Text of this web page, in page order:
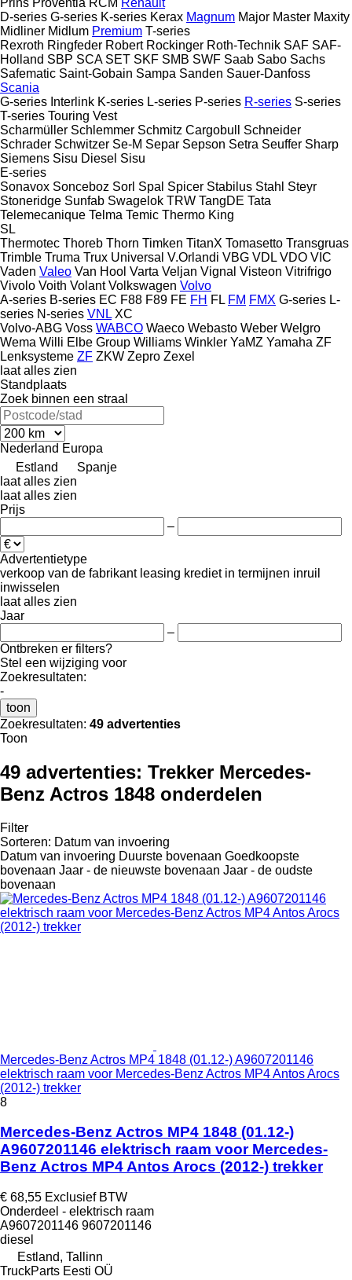
D-series G-series K-series Kerax Magnum Major Master Maxity
Midliner Midlum Premium T-series
Rexroth Ringfeder Robert Rockinger Roth-Technik SAF SAF-
Holland SBP SCA SET SKF SMB SWF Saab Sabo Sachs
Safematic Saint-Gobain Sampa Sanden Sauer-Danfoss
Scania
G-series Interlink K-series L-series P-series R-series S-series
T-series Touring Vest
Scharmüller Schlemmer Schmitz Cargobull
Schneider
Schrader Schwitzer Se-M Separ Sepson Setra Seuffer Sharp
Siemens Sisu Diesel Sisu
E-series
Sonavox Sonceboz Sorl Spal Spicer Stabilus Stahl Steyr
Stoneridge Sunfab Swagelok TRW TangDE Tata
Telemecanique Telma Temic Thermo King
SL
Thermotec Thoreb Thorn Timken TitanX Tomasetto Transgruas
Trimble Truma Trux Universal V.Orlandi VBG VDL VDO VIC
Vaden Valeo Van Hool Varta Veljan Vignal Visteon Vitrifrigo
Vivolo Voith Volant Volkswagen Volvo
A-series B-series EC F88 F89 FE FH FL FM FMX G-series L-
series N-series VNL XC
Volvo-ABG Voss WABCO Waeco Webasto Weber Welgro
Wema Willi Elbe Group Williams Winkler YaMZ Yamaha ZF
Lenksysteme ZF ZKW Zepro Zexel
laat alles zien
Standplaats
Zoek binnen een straal
Nederland Europa
Estland
Spanje
laat alles zien
laat alles zien
Prijs
–
Advertentietype
verkoop van de fabrikant leasing krediet in termijnen inruil
inwisselen
laat alles zien
Jaar
–
Ontbreken er filters?
Stel een wijziging voor
Zoekresultaten:
-
toon
Zoekresultaten: 49 advertenties
Toon
49 advertenties: Trekker Mercedes-
Benz Actros 1848 onderdelen
Filter
Sorteren: Datum van invoering
Datum van invoering Duurste bovenaan Goedkoopste
bovenaan Jaar - de nieuwste bovenaan Jaar - de oudste
bovenaan
Mercedes-Benz Actros MP4 1848 (01.12-) A9607201146
elektrisch raam voor Mercedes-Benz Actros MP4 Antos Arocs
(2012-) trekker
8
Mercedes-Benz Actros MP4 1848 (01.12-)
A9607201146 elektrisch raam voor Mercedes-
Benz Actros MP4 Antos Arocs (2012-) trekker
€ 68,55 Exclusief BTW
Onderdeel - elektrisch raam
A9607201146 9607201146
diesel
Estland, Tallinn
TruckParts Eesti OÜ